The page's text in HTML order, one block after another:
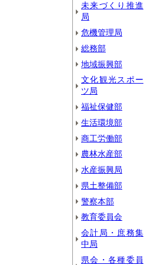
未来づくり推進
局
危機管理局
総務部
地域振興部
文化観光スポー
ツ局
福祉保健部
生活環境部
商工労働部
農林水産部
水産振興局
県土整備部
警察本部
教育委員会
会計局・庶務集
中局
県会・各種委員